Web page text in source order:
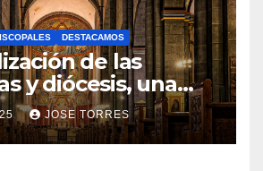
A
Y
C
O
M
DESTACAMOS
de las
y diócesis, una
para el futuro de
JOSE TORRES
N
O